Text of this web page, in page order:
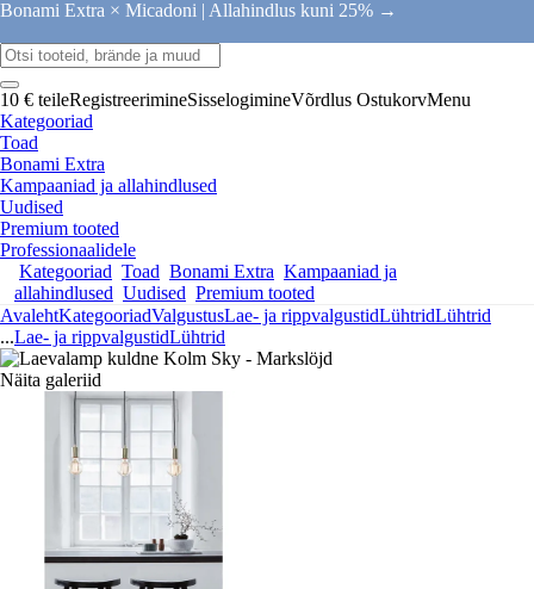
Bonami Extra × Micadoni | Allahindlus kuni 25% →
10 € teileRegistreerimineSisselogimineVõrdlus OstukorvMenu
Kategooriad
Toad
Bonami Extra
Kampaaniad ja allahindlused
Uudised
Premium tooted
Professionaalidele
Kategooriad Toad Bonami Extra Kampaaniad ja
allahindlused Uudised Premium tooted
AvalehtKategooriadValgustusLae- ja rippvalgustidLühtridLühtrid
...Lae- ja rippvalgustidLühtrid
Näita galeriid